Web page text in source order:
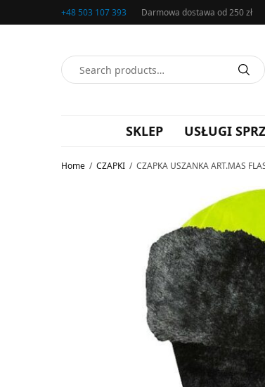
+48 503 107 393 Darmowa dostawa od 250 zł
SKLEP USŁUGI
Home / CZAPKI / CZAPKA USZANKA ART.MAS